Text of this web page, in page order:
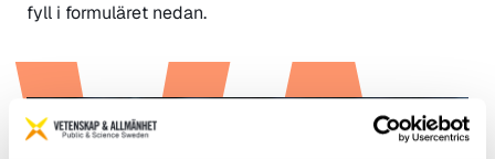
fyll i formuläret nedan.